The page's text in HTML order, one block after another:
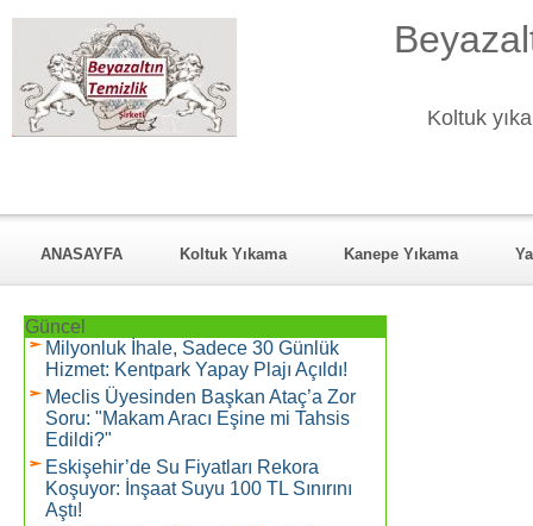
Koltuk
ANASAYFA Koltuk Yıkama Kanepe Yıkama
Güncel
Milyonluk İhale, Sadece 30 Günlük
Hizmet: Kentpark Yapay Plajı Açıldı!
Meclis Üyesinden Başkan Ataç’a Zor
Soru: "Makam Aracı Eşine mi Tahsis
Edildi?"
Eskişehir’de Su Fiyatları Rekora
Koşuyor: İnşaat Suyu 100 TL Sınırını
Aştı!